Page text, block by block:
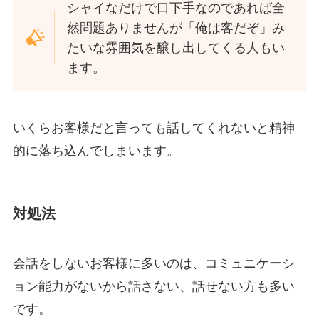
シャイなだけで口下手なのであれば全
然問題ありませんが「俺は客だぞ」み
たいな雰囲気を醸し出してくる人もい
ます。
いくらお客様だと言っても話してくれないと精神
的に落ち込んでしまいます。
対処法
会話をしないお客様に多いのは、コミュニケーシ
ョン能力がないから話さない、話せない方も多い
です。